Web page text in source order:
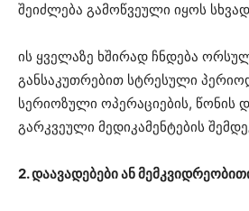
შეიძლება გამოწვეული იყოს
ის ყველაზე ხშირად ჩნდება
განსაკუთრებით სტრესული
სერიოზული ოპერაციების, წონის
გარკვეული მედიკამენტების
2. დაავადებები ან